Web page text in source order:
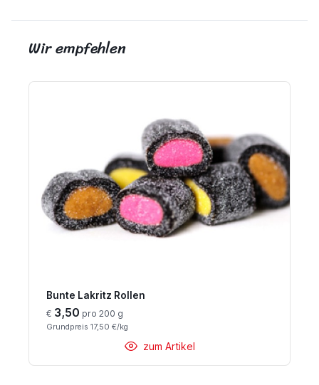
Wir empfehlen
Bunte Lakritz Rollen
€ 3,50 pro 200 g
Grundpreis 17,50 €/kg
zum Artikel